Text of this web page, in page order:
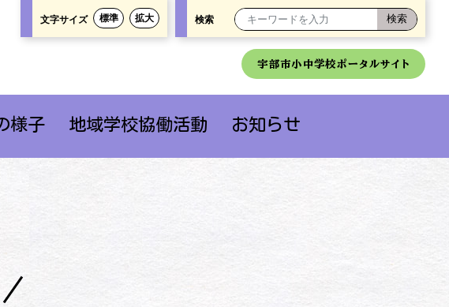
文字サイズ 標準 拡大 検索
宇部市小中学校ポータルサイト
様子 地域学校協働活動 お知らせ